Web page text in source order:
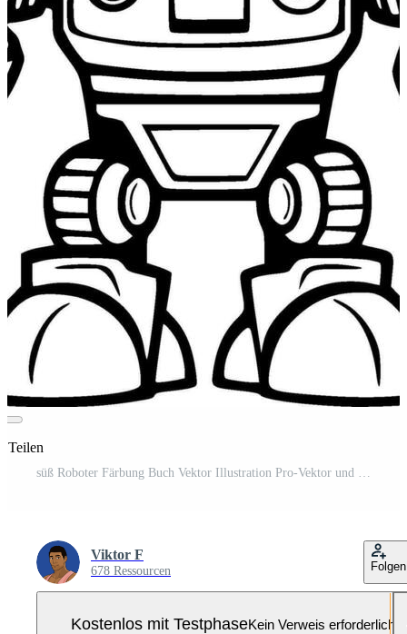
Teilen
süß Roboter Färbung Buch Vektor Illustration Pro-Vektor und Pro-SVG
Viktor F
678 Ressourcen Folgen
Kostenlos mit TestphaseKein Verweis erforderlich